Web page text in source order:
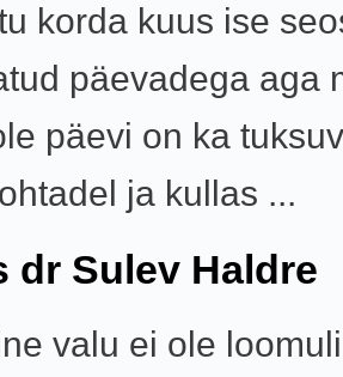
korda kuus ise
päevadega aga
päevi on ka
ja kullas ...
dr Sulev Haldre
valu ei ole